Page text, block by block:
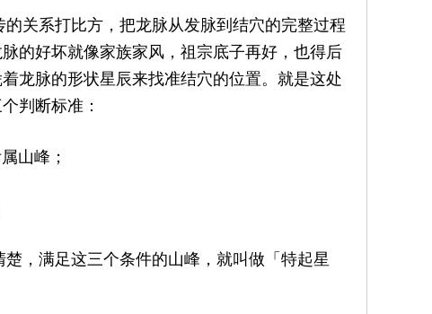
关系打比方，把龙脉从发脉到结穴的完整过程
的好坏就像家族家风，祖宗底子再好，也得后
龙脉的形状星辰来找准结穴的位置。就是这处
判断标准：
山峰；
，满足这三个条件的山峰，就叫做「特起星